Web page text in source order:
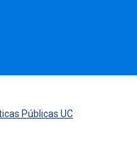
Públicas UC